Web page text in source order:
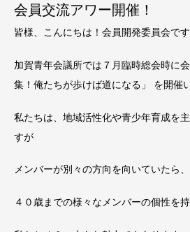
会員交流アワー開催！
皆様、こんにちは！会員開発委員会です
加賀青年会議所では７月臨時総会時に
集！俺たちが歩けば道になる」 を開催
私たちは、地域活性化や青少年育成を
すが
メンバーが別々の方向を向いていたら
４０歳までの様々なメンバーの個性を